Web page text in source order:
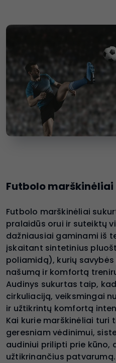
Futbolo marškinėliai
Futbolo marškinėliai
pralaidūs orui ir suteiktų
dažniausiai gaminami iš
įskaitant sintetinius
poliamidą), kurių
našumą ir komfortą
Audinys sukurtas taip,
cirkuliaciją, veiksmingai
ir užtikrintų komfortą
Kai kurie marškinėliai turi
geresniam vėdinimui,
audiniui prilipti prie kūno,
užtikrinančius patvarumą.